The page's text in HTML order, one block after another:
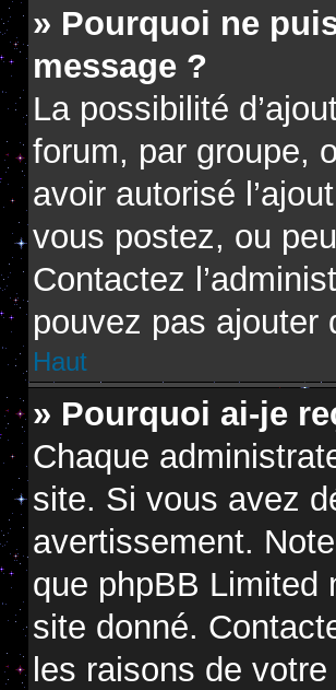
» Pourquoi ne
message ?
La possibilité
forum, par groupe,
avoir autorisé
vous postez, ou
Contactez
pouvez pas ajouter
Haut
» Pourquoi ai-je
Chaque
site. Si vous avez
avertissement.
que phpBB Limited
site donné.
les raisons de